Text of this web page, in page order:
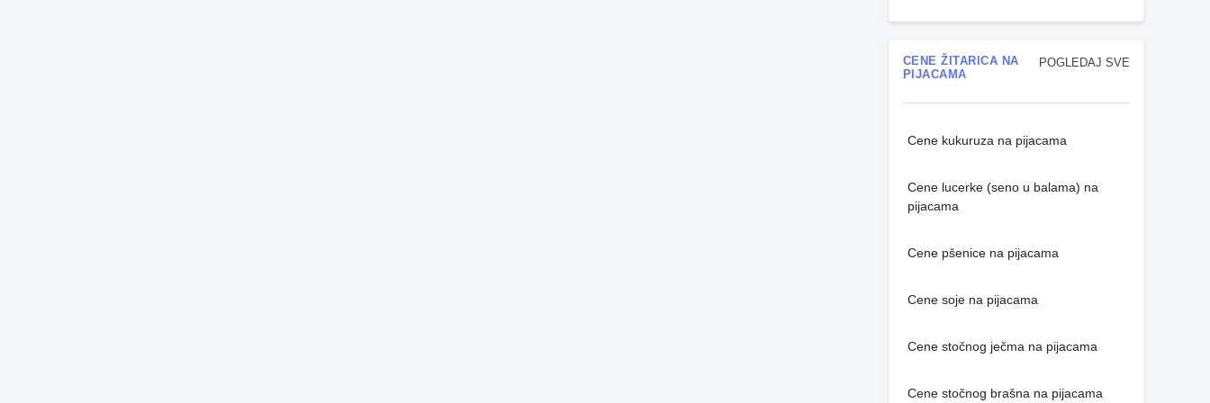
POGLEDAJ SVE
CENE ŽITARICA NA
PIJACAMA
Cene kukuruza na pijacama
Cene lucerke (seno u balama) na
pijacama
Cene pšenice na pijacama
Cene soje na pijacama
Cene stočnog ječma na pijacama
Cene stočnog brašna na pijacama